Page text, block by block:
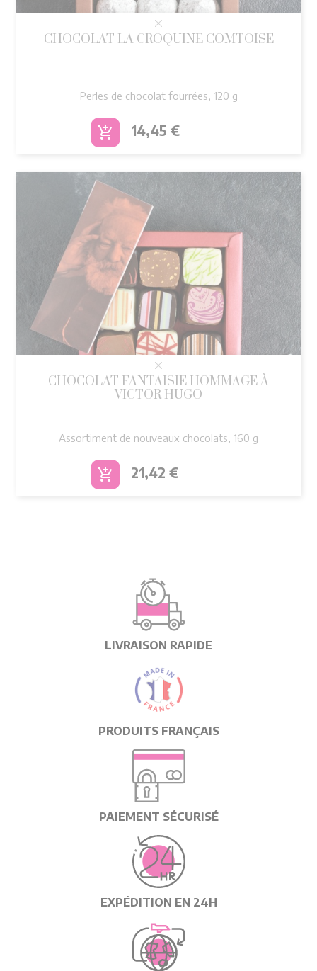
CHOCOLAT LA CROQUINE COMTOISE
Perles de chocolat fourrées, 120 g
add_shopping_cart Prix
14,45 €
CHOCOLAT FANTAISIE HOMMAGE À
VICTOR HUGO
Assortiment de nouveaux chocolats, 160 g
add_shopping_cart Prix
21,42 €
LIVRAISON RAPIDE
PRODUITS FRANÇAIS
PAIEMENT SÉCURISÉ
EXPÉDITION EN 24H